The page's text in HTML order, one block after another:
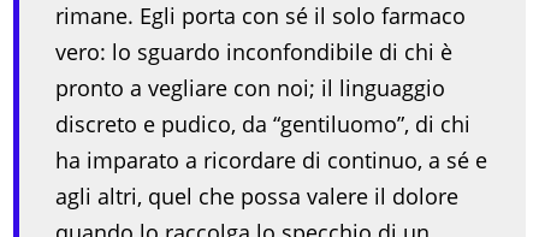
rimane. Egli porta con sé il solo farmaco
vero: lo sguardo inconfondibile di chi è
pronto a vegliare con noi; il linguaggio
discreto e pudico, da “gentiluomo”, di chi
ha imparato a ricordare di continuo, a sé e
agli altri, quel che possa valere il dolore